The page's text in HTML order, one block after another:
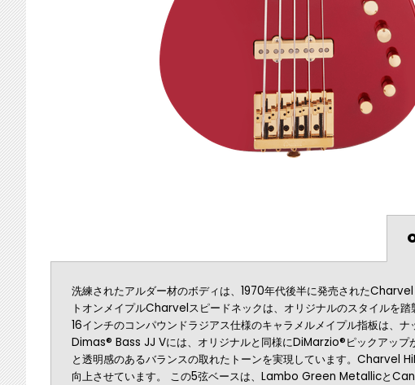
洗練されたアルダー材のボディは、1970年代後半に発売された
トオンメイプルCharvelスピードネックは、オリジナルのスタイルを
16インチのコンパウンドラジアス仕様のキャラメルメイプル指板は、
Dimas® Bass JJ Vには、オリジナルと同様にDiMarzio®ピックアッ
と透明感のあるバランスの取れたトーンを実現しています。Charvel
向上させています。 この5弦ベースは、Lambo Green Metallicと